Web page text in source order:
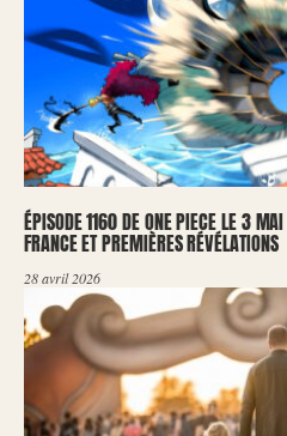
ÉPISODE 1160 DE ONE PIECE LE 3
FRANCE ET PREMIÈRES RÉVÉLATIONS
28 avril 2026